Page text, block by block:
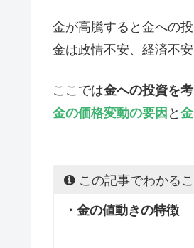
金が高騰すると金への
金は政情不安、経済不
ここでは金への投資を
金の価格変動の要因 と
この記事でわかる
・金の値動きの特徴